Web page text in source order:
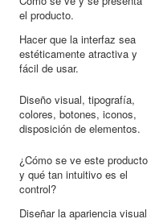
el producto.
Hacer que la interfaz sea
estéticamente atractiva y
fácil de usar.
Diseño visual, tipografía,
colores, botones, iconos,
disposición de elementos.
¿Cómo se ve este producto
y qué tan intuitivo es el
control?
Diseñar la apariencia visual